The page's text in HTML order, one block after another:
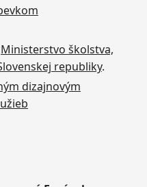
Ministerstvo školstva,
republiky.
dizajnovým